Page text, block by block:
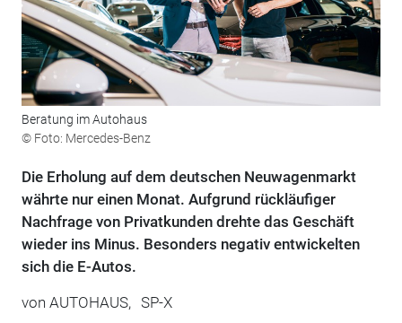
Beratung im Autohaus
© Foto: Mercedes-Benz
Die Erholung auf dem deutschen Neuwagenmarkt
währte nur einen Monat. Aufgrund rückläufiger
Nachfrage von Privatkunden drehte das Geschäft
wieder ins Minus. Besonders negativ entwickelten
sich die E-Autos.
von AUTOHAUS, SP-X